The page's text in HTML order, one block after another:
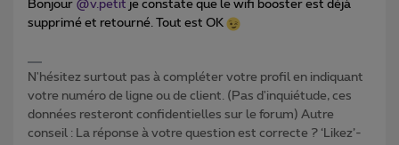
Bonjour @v.petit je constate que le wifi booster est déjà
supprimé et retourné. Tout est OK
N'hésitez surtout pas à compléter votre profil en indiquant
votre numéro de ligne ou de client. (Pas d'inquiétude, ces
données resteront confidentielles sur le forum) Autre
conseil : La réponse à votre question est correcte ? ‘Likez’-